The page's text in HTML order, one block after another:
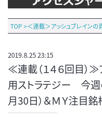
TOP >＜連載＞アッシュブレインの
2019.8.25 23:15
≪連載（１４６回目）
用ストラテジー 今週
月30日）＆ＭＹ注目銘